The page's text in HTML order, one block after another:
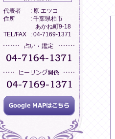
代表者
: 原 エツコ
住所
: 千葉県柏市
あかね町9-18
TEL/FAX
: 04-7169-1371